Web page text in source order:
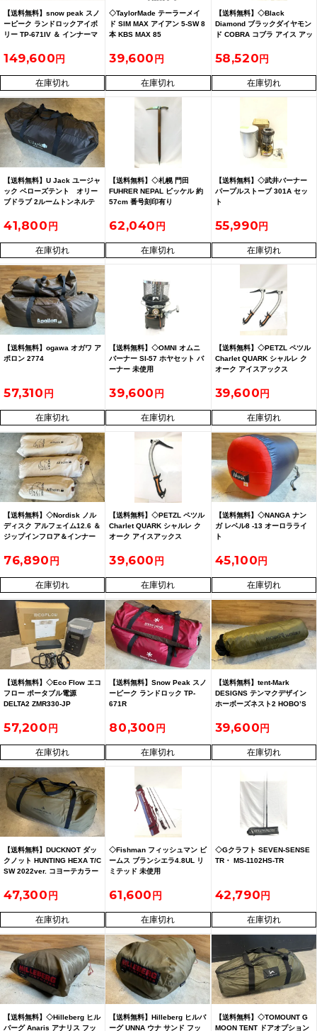
【送料無料】snow peak スノ
ーピーク ランドロックアイボ
リー TP-671IV ＆ インナーマ
149,600
在庫切れ
◇TaylorMade テーラーメイ
ド SIM MAX アイアン 5-SW 8
本 KBS MAX 85
39,600
在庫切れ
【送料無料】◇Black
Diamond ブラックダイヤモン
ド COBRA コブラ アイス アッ
58,520
在庫切れ
【送料無料】U Jack ユージャ
ック ベローズテント オリー
ブドラブ 2ルームトンネルテ
41,800
在庫切れ
【送料無料】◇札幌 門田
FUHRER NEPAL ピッケル 約
57cm 番号刻印有り
62,040
在庫切れ
【送料無料】◇武井バーナー
パープルストーブ 301A セッ
ト
55,990
在庫切れ
【送料無料】ogawa オガワ ア
ポロン 2774
57,310
在庫切れ
【送料無料】◇OMNI オムニ
バーナー SI-57 ホヤセット バ
ーナー 未使用
39,600
在庫切れ
【送料無料】◇PETZL ペツル
Charlet QUARK シャルレ ク
オーク アイスアックス
39,600
在庫切れ
【送料無料】◇Nordisk ノル
ディスク アルフェイム12.6 ＆
ジップインフロア＆インナー
76,890
在庫切れ
【送料無料】◇PETZL ペツル
Charlet QUARK シャルレ ク
オーク アイスアックス
39,600
在庫切れ
【送料無料】◇NANGA ナン
ガ レベル8 -13 オーロラライ
ト
45,100
在庫切れ
【送料無料】◇Eco Flow エコ
フロー ポータブル電源
DELTA2 ZMR330-JP
57,200
在庫切れ
【送料無料】Snow Peak スノ
ーピーク ランドロック TP-
671R
80,300
在庫切れ
【送料無料】tent-Mark
DESIGNS テンマクデザイン
ホーボーズネスト2 HOBO’S
39,600
在庫切れ
【送料無料】DUCKNOT ダッ
クノット HUNTING HEXA T/C
SW 2022ver. コヨーテカラー
47,300
在庫切れ
◇Fishman フィッシュマン ビ
ームス ブランシエラ4.8UL リ
ミテッド 未使用
61,600
在庫切れ
◇Gクラフト SEVEN-SENSE
TR・ MS-1102HS-TR
42,790
在庫切れ
【送料無料】◇Hilleberg ヒル
バーグ Anaris アナリス フッ
【送料無料】Hilleberg ヒルバ
ーグ UNNA ウナ サンド フッ
【送料無料】◇TOMOUNT G
MOON TENT ドアオプション